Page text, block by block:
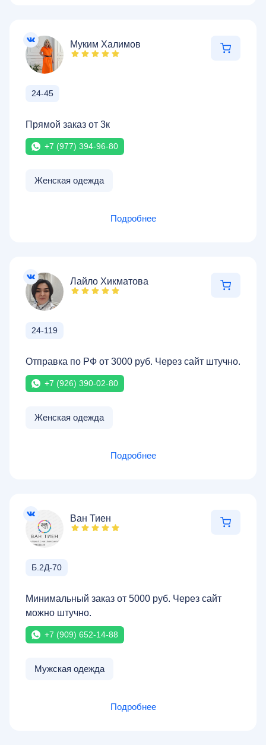
Муким Халимов
24-45
Прямой заказ от 3к
+7 (977) 394-96-80
Женская одежда
Подробнее
Лайло Хикматова
24-119
Отправка по РФ от 3000 руб. Через сайт штучно.
+7 (926) 390-02-80
Женская одежда
Подробнее
Ван Тиен
Б.2Д-70
Минимальный заказ от 5000 руб. Через сайт
можно штучно.
+7 (909) 652-14-88
Мужская одежда
Подробнее